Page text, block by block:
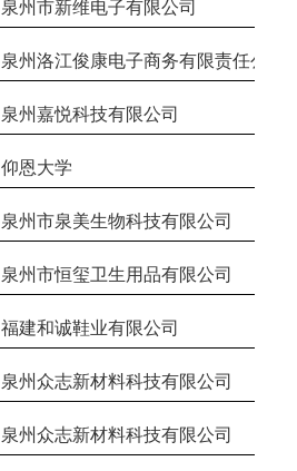
泉州市新维电子有限公司
泉州洛江俊康电子商务有限责任公司
泉州嘉悦科技有限公司
仰恩大学
泉州市泉美生物科技有限公司
泉州市恒玺卫生用品有限公司
福建和诚鞋业有限公司
泉州众志新材料科技有限公司
泉州众志新材料科技有限公司